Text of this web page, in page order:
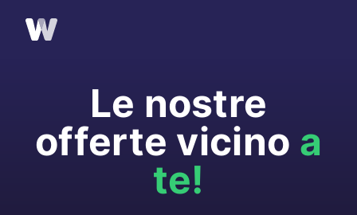
Le nostre
offerte vicino a
te!